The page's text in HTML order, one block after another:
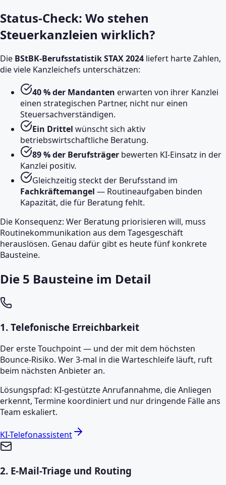
Status-Check: Wo stehen
Steuerkanzleien wirklich?
Die BStBK-Berufsstatistik STAX 2024 liefert harte Zahlen,
die viele Kanzleichefs unterschätzen:
40 % der Mandanten erwarten von ihrer Kanzlei
einen strategischen Partner, nicht nur einen
Steuersachverständigen.
Ein Drittel wünscht sich aktiv
betriebswirtschaftliche Beratung.
89 % der Berufsträger bewerten KI-Einsatz in der
Kanzlei positiv.
Gleichzeitig steckt der Berufsstand im
Fachkräftemangel — Routineaufgaben binden
Kapazität, die für Beratung fehlt.
Die Konsequenz: Wer Beratung priorisieren will, muss
Routinekommunikation aus dem Tagesgeschäft
herauslösen. Genau dafür gibt es heute fünf konkrete
Bausteine.
Die 5 Bausteine im Detail
1. Telefonische Erreichbarkeit
Der erste Touchpoint — und der mit dem höchsten
Bounce-Risiko. Wer 3-mal in die Warteschleife läuft, ruft
beim nächsten Anbieter an.
Lösungspfad: KI-gestützte Anrufannahme, die Anliegen
erkennt, Termine koordiniert und nur dringende Fälle ans
Team eskaliert.
KI-Telefonassistent
2. E-Mail-Triage und Routing